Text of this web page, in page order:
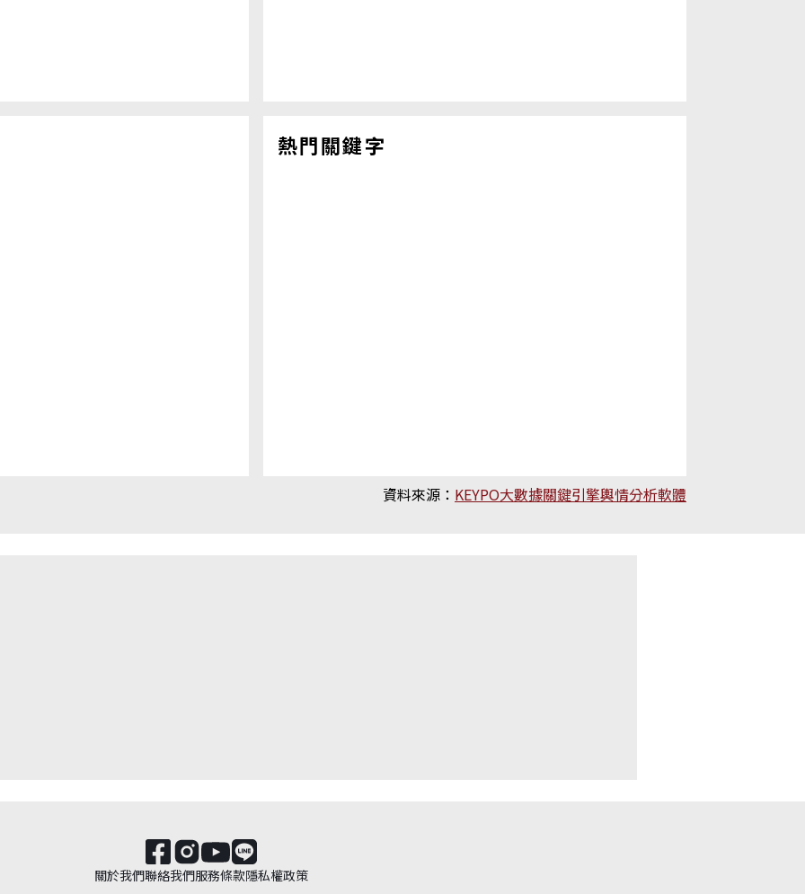
熱門關鍵字
資料來源： KEYPO大數據關鍵引擎輿情分析軟體
關於我們聯絡我們服務條款隱私權政策